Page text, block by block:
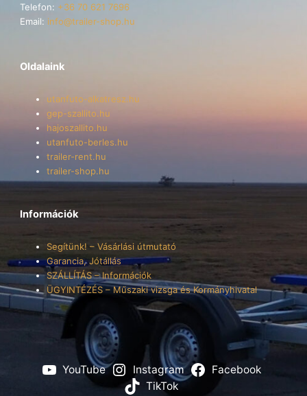
Telefon: +36 70 621 7696
Email: info@trailer-shop.hu
Oldalaink
utanfuto-alkatresz.hu
gep-szallito.hu
hajoszallito.hu
utanfuto-berles.hu
trailer-rent.hu
trailer-shop.hu
Információk
Segítünk! – Vásárlási útmutató
Garancia, Jótállás
SZÁLLÍTÁS – Információk
ÜGYINTÉZÉS – Műszaki vizsga és Kormányhivatal
YouTube Instagram
Facebook
TikTok